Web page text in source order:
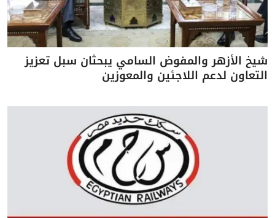
شيخ الأزهر والمفوض السامي يبحثان سبل تعزيز
التعاون لدعم اللاجئين والمعوزين